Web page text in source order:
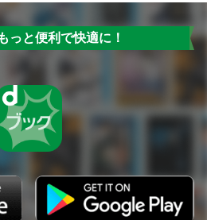
っと便利で快適に！